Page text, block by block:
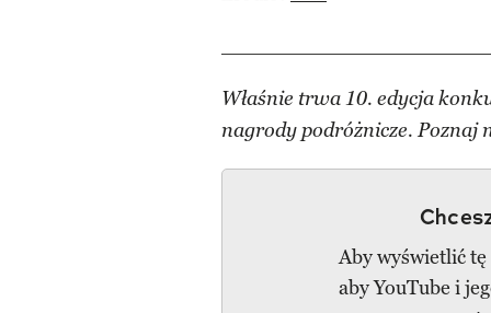
Właśnie trwa 10. edycja
nagrody podróżnicze. Poznaj
Aby wyświetlić
aby YouTube i